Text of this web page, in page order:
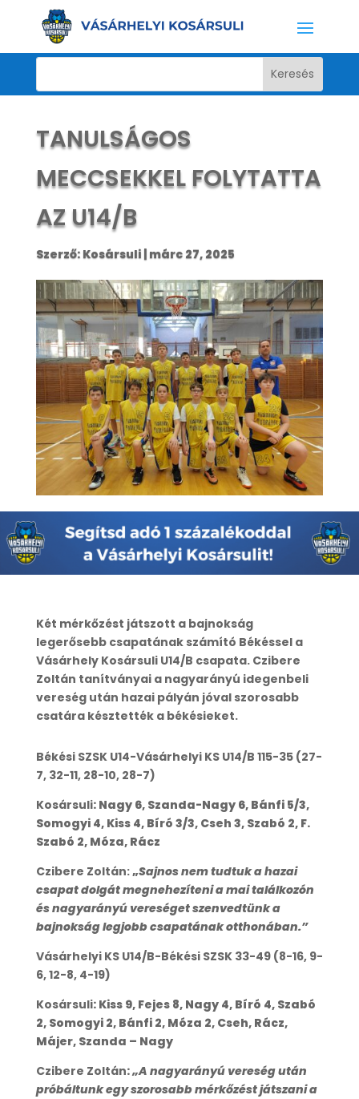
TANULSÁGOS
MECCSEKKEL FOLYTATTA
AZ U14/B
Szerző: Kosársuli| márc 27, 2025
Két mérkőzést játszott a bajnokság
legerősebb csapatának számító Békéssel a
Vásárhely Kosársuli U14/B csapata. Czibere
Zoltán tanítványai a nagyarányú idegenbeli
vereség után hazai pályán jóval szorosabb
csatára késztették a békésieket.
Békési SZSK U14-Vásárhelyi KS U14/B 115-35 (27-
7, 32-11, 28-10, 28-7)
Kosársuli: Nagy 6, Szanda-Nagy 6, Bánfi 5/3,
Somogyi 4, Kiss 4, Bíró 3/3, Cseh 3, Szabó 2, F.
Szabó 2, Móza, Rácz
Czibere Zoltán:„Sajnos nem tudtuk a hazai
csapat dolgát megnehezíteni a mai találkozón
és nagyarányú vereséget szenvedtünk a
bajnokság legjobb csapatának otthonában.”
Vásárhelyi KS U14/B-Békési SZSK 33-49 (8-16, 9-
6, 12-8, 4-19)
Kosársuli: Kiss 9, Fejes 8, Nagy 4, Bíró 4, Szabó
2, Somogyi 2, Bánfi 2, Móza 2, Cseh, Rácz,
Májer, Szanda – Nagy
Czibere Zoltán:„A nagyarányú vereség után
próbáltunk egy szorosabb mérkőzést játszani a